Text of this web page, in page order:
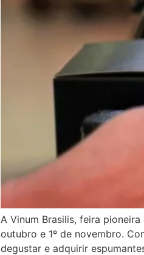
A Vinum Brasilis, feira
outubro e 1º de novembro.
degustar e adquirir